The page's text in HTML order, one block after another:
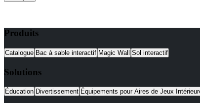
Produits
Catalogue Bac à sable interactif Magic Wall Sol interactif
Solutions
Éducation Divertissement Équipements pour Aires de Jeux